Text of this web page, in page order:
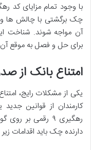
چک برگشتی با چالش ها و
آن مواجه شوند. شناخت
برای حل و فصل به موقع
امتناع بانک از
یکی از مشکلات رایج،
کارمندان از قوانین
رهگیری ۹ رقمی
دارنده چک باید اقدامات